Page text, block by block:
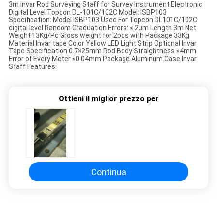
3m Invar Rod Surveying Staff for Survey Instrument Electronic
Digital Level Topcon DL-101C/102C Model: ISBP103
Specification: Model ISBP103 Used For Topcon DL101C/102C
digital level Random Graduation Errors: ≤ 2μm Length 3m Net
Weight 13Kg/Pc Gross weight for 2pcs with Package 33Kg
Material Invar tape Color Yellow LED Light Strip Optional Invar
Tape Specification 0.7×25mm Rod Body Straightness ≤4mm
Error of Every Meter ≤0.04mm Package Aluminum Case Invar
Staff Features:
Ottieni il miglior prezzo per
Continua